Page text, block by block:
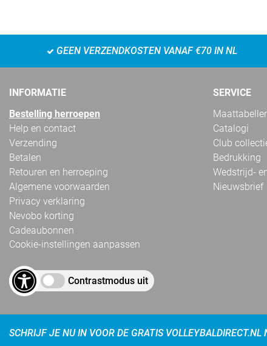
GEEN VERZENDKOSTEN VANAF €70 IN NL
INFORMATIE
Bestelling herroepen
Help en contact
Verzending
Betalen
Retouren en herroeping
Algemene voorwaarden
Privacy verklaring
Nevobo korting
Cadeaubonnen
Cookie-instellingen aanpassen
Contrastmodus uit
SERVICE
Catalogi
Club
Bedrukking
Wedstrijd-
Nieuwsbrief
SCHRIJF JE NU IN VOOR DE GRATIS